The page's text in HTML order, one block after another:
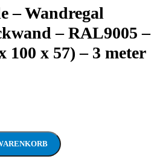
– Wandregal
– RAL9005 –
100 x 57) – 3 meter
Wandregal Rundloch